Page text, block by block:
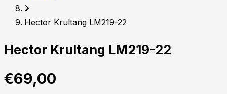
Hector Krultang LM219-22
Hector Krultang LM219-22
€69,00